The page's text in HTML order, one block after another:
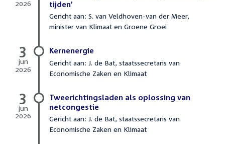
tijden’
Gericht aan: S. van Veldhoven-van der Meer,
minister van Klimaat en Groene Groei
2026
Kernenergie
Gericht aan: J. de Bat, staatssecretaris van
Economische Zaken en Klimaat
3
jun
2026
2026
Tweerichtingsladen als oplossing van
netcongestie
Gericht aan: J. de Bat, staatssecretaris van
Economische Zaken en Klimaat
3
jun
2026